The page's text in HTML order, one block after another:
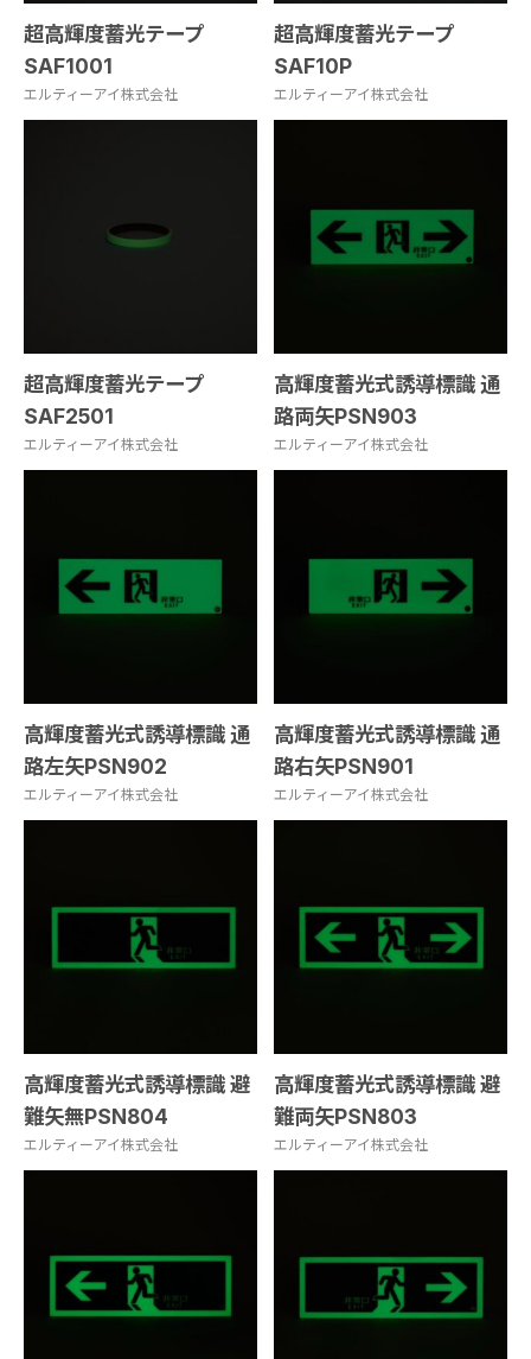
超高輝度蓄光テープ
SAF1001
エルティーアイ株式会社
超高輝度蓄光テープ
SAF10P
エルティーアイ株式会社
超高輝度蓄光テープ
SAF2501
エルティーアイ株式会社
高輝度蓄光式誘導標識 通
路両矢PSN903
エルティーアイ株式会社
高輝度蓄光式誘導標識 通
路左矢PSN902
エルティーアイ株式会社
高輝度蓄光式誘導標識 通
路右矢PSN901
エルティーアイ株式会社
高輝度蓄光式誘導標識 避
難矢無PSN804
エルティーアイ株式会社
高輝度蓄光式誘導標識 避
難両矢PSN803
エルティーアイ株式会社